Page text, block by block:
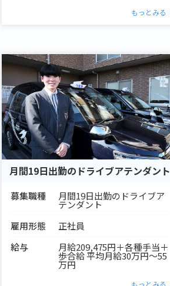
もっとみる
月間19日出勤のドライブアテンダント
募集職種 月間19日出勤のドライブア
テンダント
雇用形態
正社員
給与
月給209,475円＋各種手当＋
歩合給 平均月給30万円～55
万円